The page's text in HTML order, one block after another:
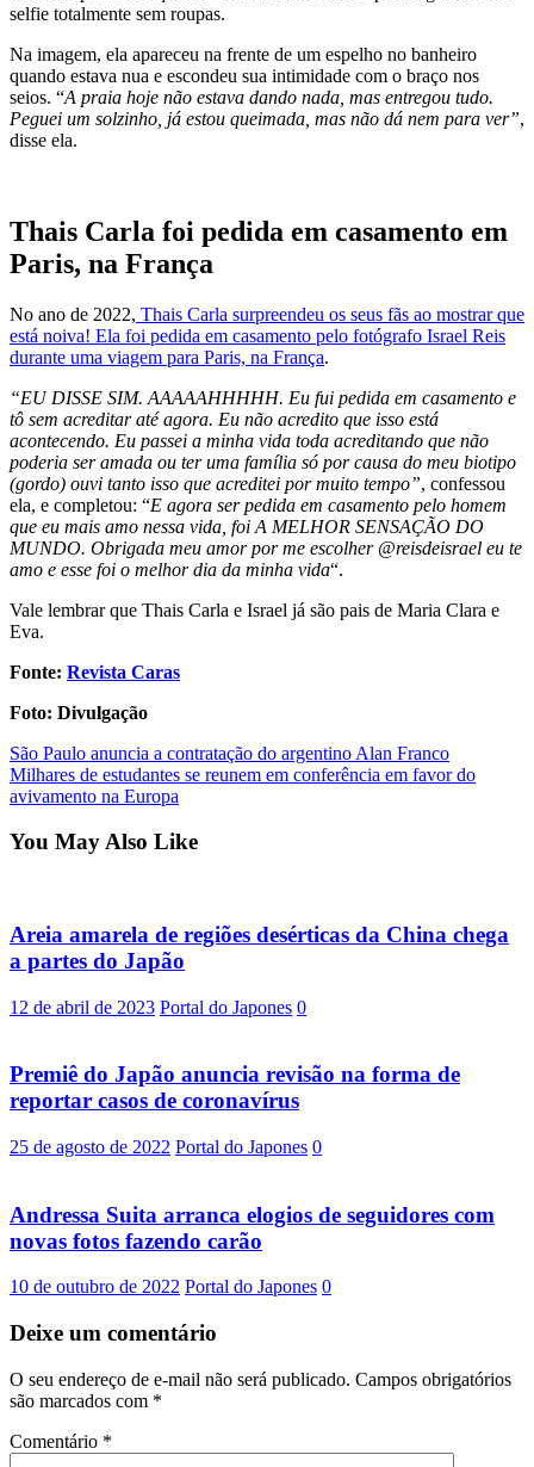
selfie totalmente sem roupas.
Na imagem, ela apareceu na frente de um espelho no banheiro
quando estava nua e escondeu sua intimidade com o braço nos
seios. “A praia hoje não estava dando nada, mas entregou tudo.
Peguei um solzinho, já estou queimada, mas não dá nem para ver”,
disse ela.
Thais Carla foi pedida em casamento em
Paris, na França
No ano de 2022, Thais Carla surpreendeu os seus fãs ao mostrar que
está noiva! Ela foi pedida em casamento pelo fotógrafo Israel Reis
durante uma viagem para Paris, na França.
“EU DISSE SIM. AAAAAHHHHH. Eu fui pedida em casamento e
tô sem acreditar até agora. Eu não acredito que isso está
acontecendo. Eu passei a minha vida toda acreditando que não
poderia ser amada ou ter uma família só por causa do meu biotipo
(gordo) ouvi tanto isso que acreditei por muito tempo”, confessou
ela, e completou: “E agora ser pedida em casamento pelo homem
que eu mais amo nessa vida, foi A MELHOR SENSAÇÃO DO
MUNDO. Obrigada meu amor por me escolher @reisdeisrael eu te
amo e esse foi o melhor dia da minha vida“.
Vale lembrar que Thais Carla e Israel já são pais de Maria Clara e
Eva.
Fonte: Revista Caras
Foto: Divulgação
Post
navigation
São Paulo anuncia a contratação do argentino Alan Franco
Milhares de estudantes se reunem em conferência em favor do
avivamento na Europa
You May Also Like
Areia amarela de regiões desérticas da China chega
a partes do Japão
12 de abril de 2023 Portal do Japones 0
Premiê do Japão anuncia revisão na forma de
reportar casos de coronavírus
25 de agosto de 2022 Portal do Japones 0
Andressa Suita arranca elogios de seguidores com
novas fotos fazendo carão
10 de outubro de 2022 Portal do Japones 0
Deixe um comentário
O seu endereço de e-mail não será publicado. Campos obrigatórios
são marcados com *
Comentário *